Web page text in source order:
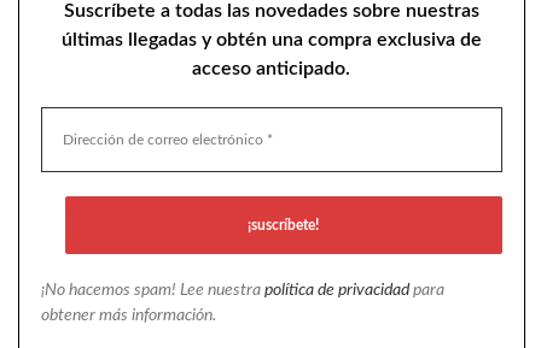
Suscríbete a todas las novedades sobre nuestras
últimas llegadas y obtén una compra exclusiva de
acceso anticipado.
¡No hacemos spam! Lee nuestra política de privacidad para
obtener más información.